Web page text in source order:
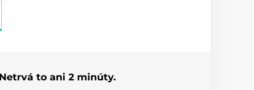
to ani 2 minúty.